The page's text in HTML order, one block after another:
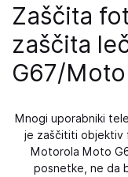
Zaščita
zaščita
G67/Moto
Mnogi uporabniki
je zaščititi objektiv
Motorola Moto
posnetke, ne da